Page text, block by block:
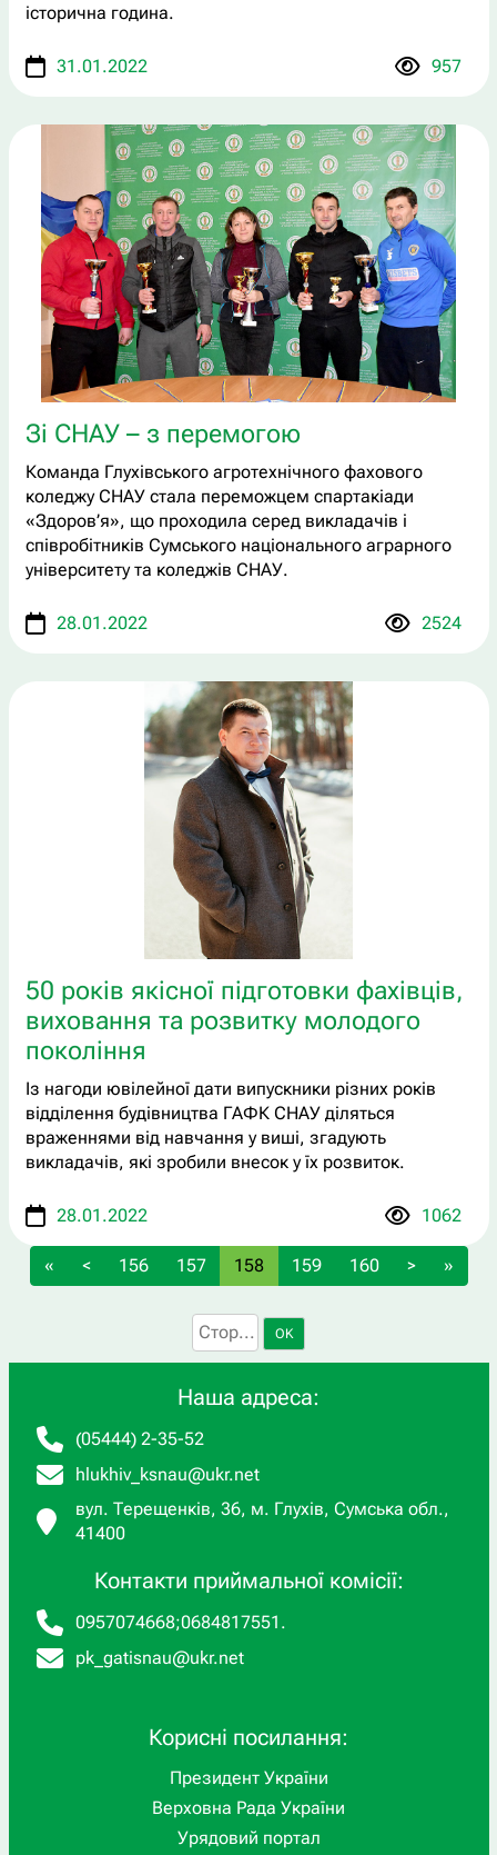
історична година.
31.01.2022 957
Зі СНАУ – з перемогою
Команда Глухівського агротехнічного фахового
коледжу СНАУ стала переможцем спартакіади
«Здоров’я», що проходила серед викладачів і
співробітників Сумського національного аграрного
університету та коледжів СНАУ.
28.01.2022 2524
50 років якісної підготовки фахівців,
виховання та розвитку молодого
покоління
Із нагоди ювілейної дати випускники різних років
відділення будівництва ГАФК СНАУ діляться
враженнями від навчання у виші, згадують
викладачів, які зробили внесок у їх розвиток.
28.01.2022 1062
« < 156 157 158 159 160 > »
OK
Наша адреса:
(05444) 2-35-52
hlukhiv_ksnau@ukr.net
вул. Терещенків, 36, м. Глухів, Сумська обл.,
41400
Контакти приймальної комісії:
0957074668;0684817551 .
pk_gatisnau@ukr.net
Корисні посилання:
Президент України
Верховна Рада України
Урядовий портал